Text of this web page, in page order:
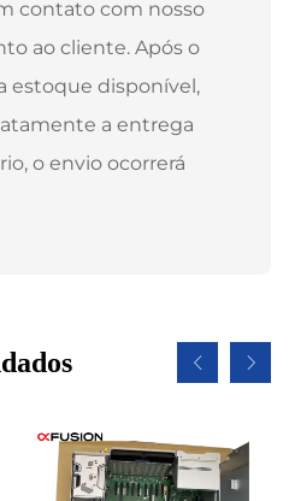
contato com nosso
ao cliente. Após o
estoque disponível,
a entrega
o envio ocorrerá